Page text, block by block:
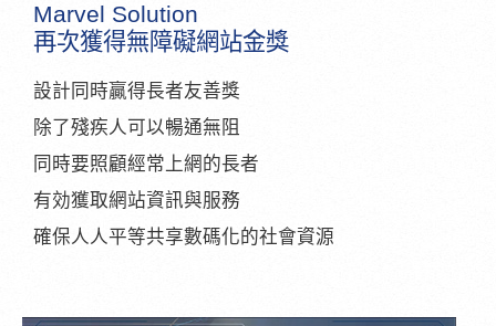
Marvel Solution
再次獲得無障礙網站金獎
設計同時贏得長者友善獎
除了殘疾人可以暢通無阻
同時要照顧經常上網的長者
有効獲取網站資訊與服務
確保人人平等共享數碼化的社會資源